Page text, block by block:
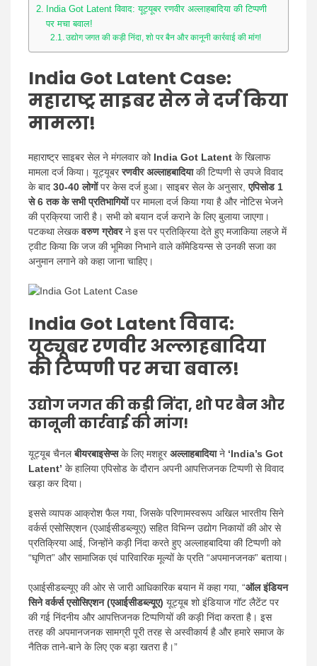
India Got Latent विवाद: यूट्यूबर रणवीर अल्लाहबादिया की टिप्पणी
पर मचा बवाल!
उद्योग जगत की कड़ी निंदा, शो पर बैन और कानूनी कार्रवाई की मांग!
India Got Latent Case:
महाराष्ट्र साइबर सेल ने दर्ज किया
मामला!
महाराष्ट्र साइबर सेल ने मंगलवार को India Got Latent के खिलाफ
मामला दर्ज किया। यूट्यूबररणवीर अल्लाहबादियाकी टिप्पणी से उपजे विवाद
के बाद 30-40 लोगोंपर केस दर्ज हुआ। साइबर सेल के अनुसार,एपिसोड 1
से 6 तक के सभी प्रतिभागियोंपर मामला दर्ज किया गया है और नोटिस भेजने
की प्रक्रिया जारी है। सभी को बयान दर्ज कराने के लिए बुलाया जाएगा।
पटकथा लेखकवरुण ग्रोवरने इस पर प्रतिक्रिया देते हुए मजाकिया लहजे में
ट्वीट किया कि जज की भूमिका निभाने वाले कॉमेडियन्स से उनकी सजा का
अनुमान लगाने को कहा जाना चाहिए।
India Got Latent विवाद:
यूट्यूबर रणवीर अल्लाहबादिया
की टिप्पणी पर मचा बवाल!
उद्योग जगत की कड़ी निंदा, शो पर बैन और
कानूनी कार्रवाई की मांग!
यूट्यूब चैनलबीयरबाइसेप्सके लिए मशहूरअल्लाहबादियाने ‘India’s Got
Latent’ के हालिया एपिसोड के दौरान अपनी आपत्तिजनक टिप्पणी से विवाद
खड़ा कर दिया।
इससे व्यापक आक्रोश फैल गया, जिसके परिणामस्वरूप अखिल भारतीय सिने
वर्कर्स एसोसिएशन (एआईसीडब्ल्यूए) सहित विभिन्न उद्योग निकायों की ओर से
प्रतिक्रिया आई, जिन्होंने कड़ी निंदा करते हुए अल्लाहबादिया की टिप्पणी को
“घृणित” और सामाजिक एवं पारिवारिक मूल्यों के प्रति “अपमानजनक” बताया।
एआईसीडब्ल्यूए की ओर से जारी आधिकारिक बयान में कहा गया, “ऑल इंडियन
सिने वर्कर्स एसोसिएशन (एआईसीडब्ल्यूए) यूट्यूब शो इंडियाज गॉट लैटेंट पर
की गई निंदनीय और आपत्तिजनक टिप्पणियों की कड़ी निंदा करता है। इस
तरह की अपमानजनक सामग्री पूरी तरह से अस्वीकार्य है और हमारे समाज के
नैतिक ताने-बाने के लिए एक बड़ा खतरा है।”